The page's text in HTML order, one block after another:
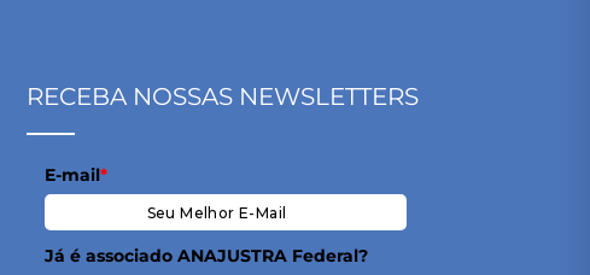
RECEBA NOSSAS NEWSLETTERS
E-mail*
Já é associado ANAJUSTRA Federal?